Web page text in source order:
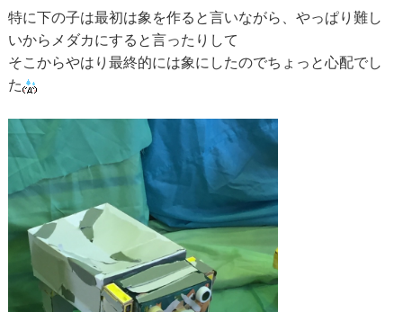
特に下の子は最初は象を作ると言いながら、やっぱり難し
いからメダカにすると言ったりして
そこからやはり最終的には象にしたのでちょっと心配でし
た